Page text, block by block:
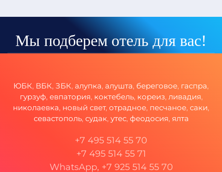
Мы подберем отель для вас!
ЮБК, ВБК, ЗБК, алупка, алушта, береговое, гаспра,
гурзуф, евпатория, коктебель, кореиз, ливадия,
николаевка, новый свет, отрадное, песчаное, саки,
севастополь, судак, утес, феодосия, ялта
+7 495 514 55 70
+7 495 514 55 71
WhatsApp, +7 925 514 55 70